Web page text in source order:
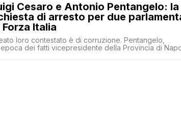
Cesaro e Antonio Pentangelo: la
di arresto per due
Forza Italia
loro contestato è di corruzione. Pentangelo,
dei fatti vicepresidente della Provincia di